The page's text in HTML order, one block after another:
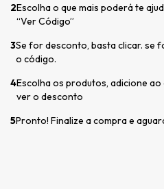
2Escolha o que mais poderá te
“Ver Código”
3Se for desconto, basta clicar. se
o código.
4Escolha os produtos, adicione
ver o desconto
5Pronto! Finalize a compra e